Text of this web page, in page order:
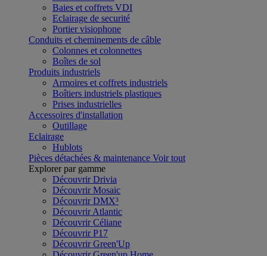
Baies et coffrets VDI
Eclairage de securité
Portier visiophone
Conduits et cheminements de câble
Colonnes et colonnettes
Boîtes de sol
Produits industriels
Armoires et coffrets industriels
Boîtiers industriels plastiques
Prises industrielles
Accessoires d'installation
Outillage
Eclairage
Hublots
Pièces détachées & maintenance Voir tout
Explorer par gamme
Découvrir Drivia
Découvrir Mosaic
Découvrir DMX³
Découvrir Atlantic
Découvrir Céliane
Découvrir P17
Découvrir Green'Up